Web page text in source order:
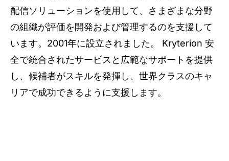
配信ソリューションを使用して、さまざまな分野
の組織が評価を開発および管理するのを支援して
います。2001年に設立されました。 Kryterion 安
全で統合されたサービスと広範なサポートを提供
し、候補者がスキルを発揮し、世界クラスのキャ
リアで成功できるように支援します。